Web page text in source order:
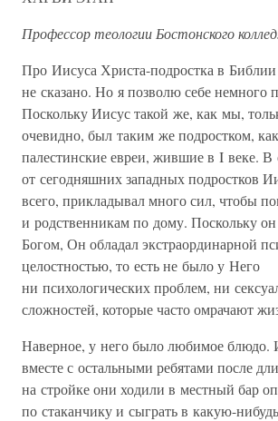
Профессор теологии Бостонского
Про Иисуса Христа-подростка в
не сказано. Но я позволю себе немного
Поскольку Иисус такой же, как мы,
очевидно, был таким же подростком,
палестинские евреи, жившие в I веке. В
от сегодняшних западных подростков
всего, прикладывал много сил, чтобы
и родственникам по дому. Поскольку
Богом, Он обладал экстраординарной
целостностью, то есть не было у Него
ни психологических проблем, ни
сложностей, которые часто омрачают
Наверное, у него было любимое блюдо.
вместе с остальными ребятами после
на стройке они ходили в местный бар
по стаканчику и сыграть в какую-